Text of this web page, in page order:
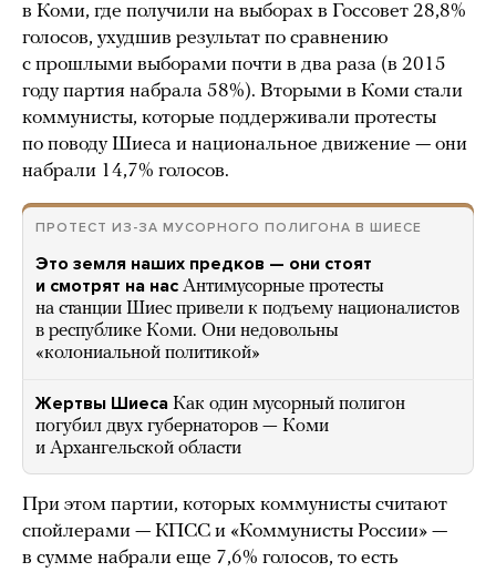
в Коми, где получили на выборах в Госсовет 28,8%
голосов, ухудшив результат по сравнению
с прошлыми выборами почти в два раза (в 2015
году партия набрала 58%). Вторыми в Коми стали
коммунисты, которые поддерживали протесты
по поводу Шиеса и национальное движение — они
набрали 14,7% голосов.
ПРОТЕСТ ИЗ-ЗА МУСОРНОГО ПОЛИГОНА В ШИЕСЕ
Это земля наших предков — они стоят
и смотрят на нас Антимусорные протесты
на станции Шиес привели к подъему националистов
в республике Коми. Они недовольны
«колониальной политикой»
Жертвы Шиеса Как один мусорный полигон
погубил двух губернаторов — Коми
и Архангельской области
При этом партии, которых коммунисты считают
спойлерами — КПСС и «Коммунисты России» —
в сумме набрали еще 7,6% голосов, то есть